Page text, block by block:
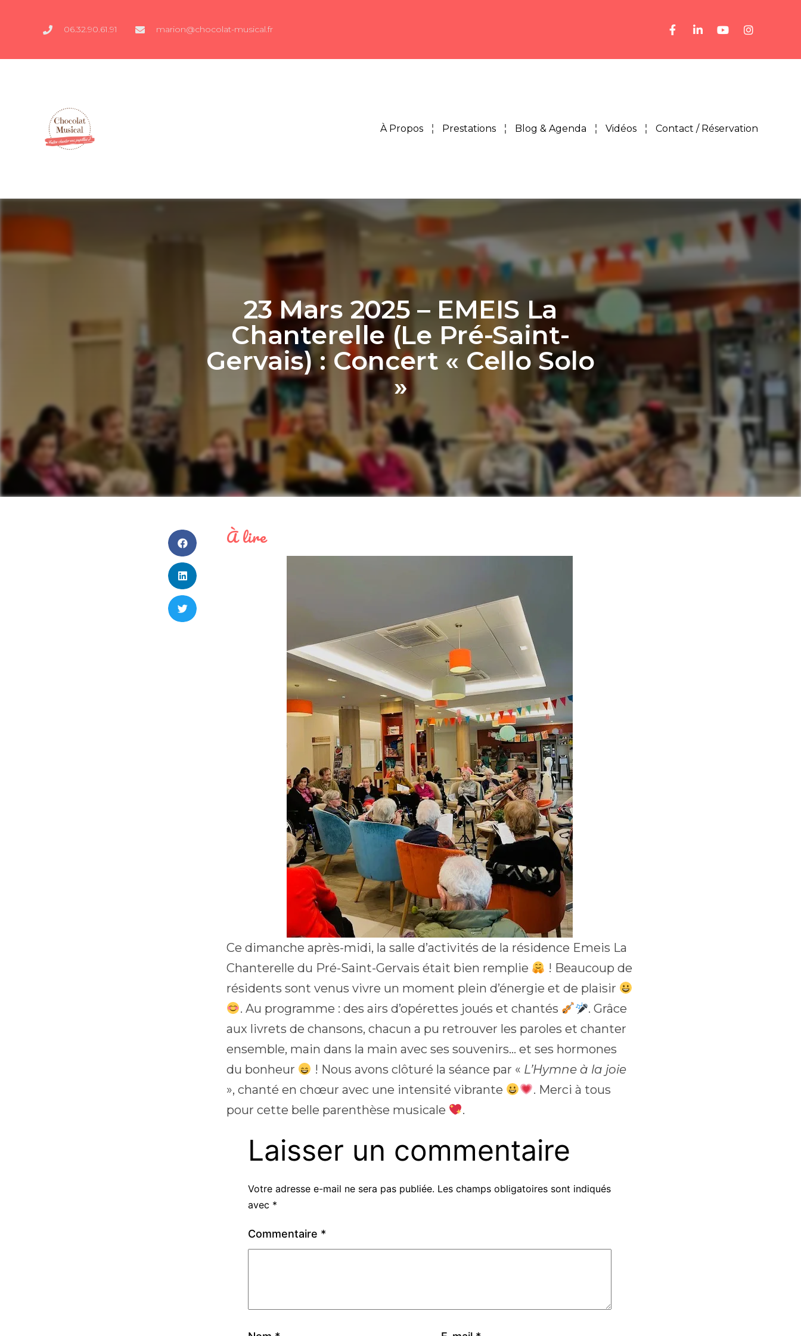
06.32.90.61.91 marion@chocolat-musical.fr
À Propos Prestations Blog & Agenda Vidéos Contact / Réservation
23 Mars 2025 – EMEIS La
Chanterelle (Le Pré-Saint-
Gervais) : Concert « Cello Solo
»
À lire
Ce dimanche après-midi, la salle d’activités de la résidence Emeis La
Chanterelle du Pré-Saint-Gervais était bien remplie
! Beaucoup de
résidents sont venus vivre un moment plein d’énergie et de plaisir
. Au programme : des airs d’opérettes joués et chantés
. Grâce
aux livrets de chansons, chacun a pu retrouver les paroles et chanter
ensemble, main dans la main avec ses souvenirs… et ses hormones
du bonheur
! Nous avons clôturé la séance par « L’Hymne à la joie
», chanté en chœur avec une intensité vibrante
. Merci à tous
pour cette belle parenthèse musicale
.
Laisser un commentaire
Votre adresse e-mail ne sera pas publiée. Les champs obligatoires sont indiqués
avec *
Commentaire *